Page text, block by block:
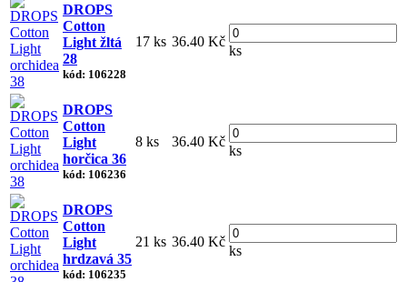
DROPS
Cotton
Light žltá
28
kód: 106228
17 ks 36.40 Kč
ks
DROPS
Cotton
Light
horčica 36
kód: 106236
8 ks 36.40 Kč
ks
DROPS
Cotton
Light
hrdzavá 35
kód: 106235
21 ks 36.40 Kč
ks